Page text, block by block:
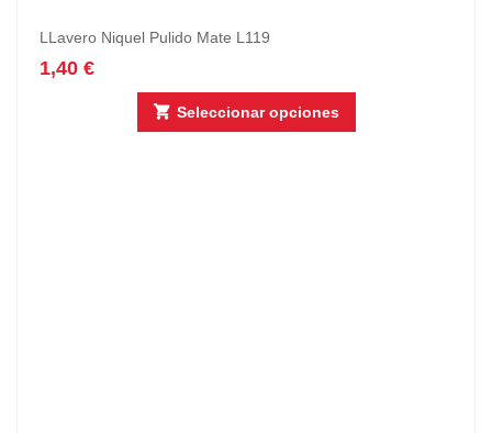
LLavero Niquel Pulido Mate L119
1,40 €
Seleccionar opciones